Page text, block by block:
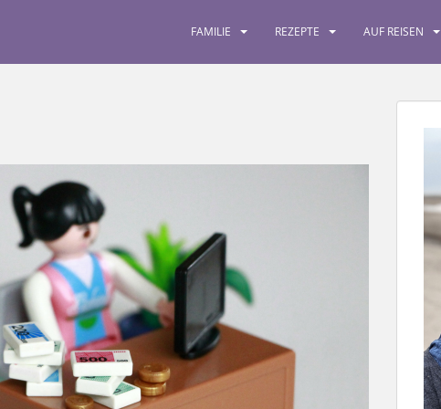
FAMILIE REZEPTE AUF REISEN